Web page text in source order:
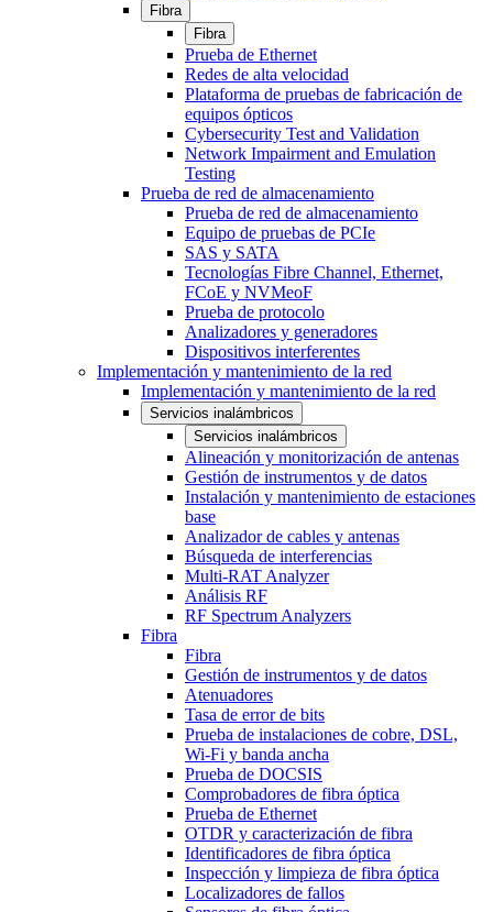
Fibra
Fibra
Prueba de Ethernet
Redes de alta velocidad
Plataforma de pruebas de fabricación de
equipos ópticos
Cybersecurity Test and Validation
Network Impairment and Emulation
Testing
Prueba de red de almacenamiento
Prueba de red de almacenamiento
Equipo de pruebas de PCIe
SAS y SATA
Tecnologías Fibre Channel, Ethernet,
FCoE y NVMeoF
Prueba de protocolo
Analizadores y generadores
Dispositivos interferentes
Implementación y mantenimiento de la red
Implementación y mantenimiento de la red
Servicios inalámbricos
Servicios inalámbricos
Alineación y monitorización de antenas
Gestión de instrumentos y de datos
Instalación y mantenimiento de estaciones
base
Analizador de cables y antenas
Búsqueda de interferencias
Multi-RAT Analyzer
Análisis RF
RF Spectrum Analyzers
Fibra
Fibra
Gestión de instrumentos y de datos
Atenuadores
Tasa de error de bits
Prueba de instalaciones de cobre, DSL,
Wi-Fi y banda ancha
Prueba de DOCSIS
Comprobadores de fibra óptica
Prueba de Ethernet
OTDR y caracterización de fibra
Identificadores de fibra óptica
Inspección y limpieza de fibra óptica
Localizadores de fallos